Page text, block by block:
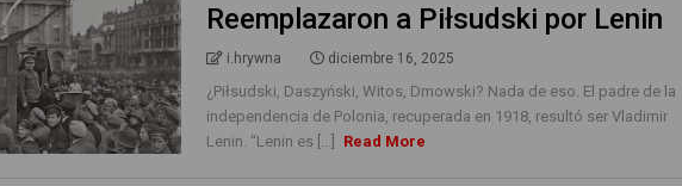
Reemplazaron a Piłsudski por Lenin
i.hrywna diciembre 16, 2025
¿Piłsudski, Daszyński, Witos, Dmowski? Nada de eso. El padre de la
independencia de Polonia, recuperada en 1918, resultó ser Vladimir
Lenin. “Lenin es [...]
Read More